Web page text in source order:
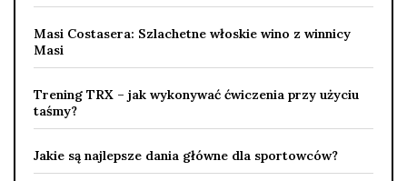
Masi Costasera: Szlachetne włoskie wino z winnicy
Masi
Trening TRX – jak wykonywać ćwiczenia przy użyciu
taśmy?
Jakie są najlepsze dania główne dla sportowców?